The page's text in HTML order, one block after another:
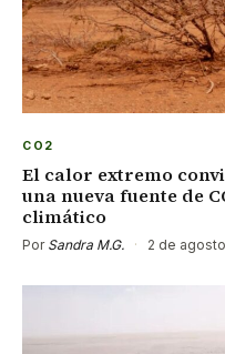
CO2
El calor extremo
una nueva fuente de
climático
Por Sandra M.G. · 2 de